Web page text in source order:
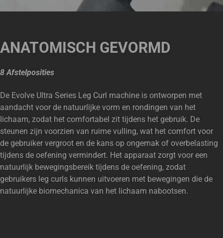
ANATOMISCH GEVORMD
8 Afstelposities
De Evolve Ultra Series Leg Curl machine is ontworpen met
aandacht voor de natuurlijke vorm en rondingen van het
lichaam, zodat het comfortabel zit tijdens het gebruik. De
steunen zijn voorzien van ruime vulling, wat het comfort voor
de gebruiker vergroot en de kans op ongemak of overbelasting
tijdens de oefening vermindert. Het apparaat zorgt voor een
natuurlijk bewegingsbereik tijdens de oefening, zodat
gebruikers leg curls kunnen uitvoeren met bewegingen die de
natuurlijke biomechanica van het lichaam nabootsen.